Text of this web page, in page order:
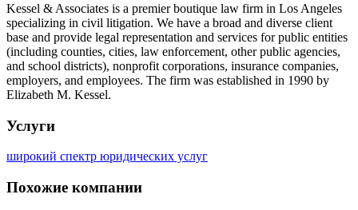
Kessel & Associates is a premier boutique law firm in Los Angeles
specializing in civil litigation. We have a broad and diverse client
base and provide legal representation and services for public entities
(including counties, cities, law enforcement, other public agencies,
and school districts), nonprofit corporations, insurance companies,
employers, and employees. The firm was established in 1990 by
Elizabeth M. Kessel.
Услуги
широкий спектр юридических услуг
Похожие компании